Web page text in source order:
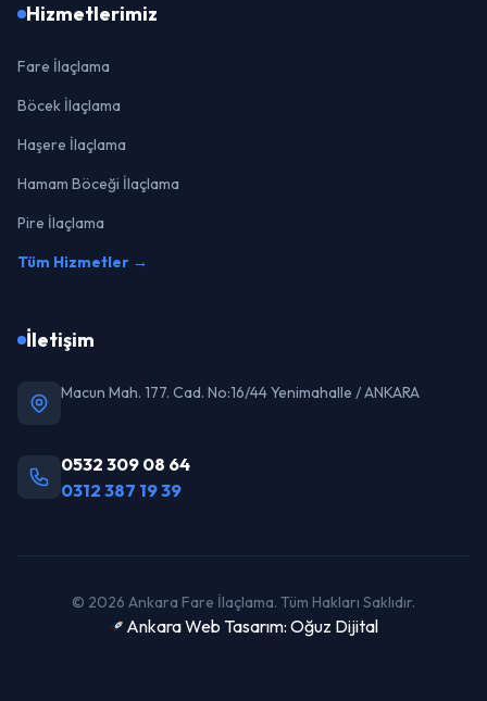
Hizmetlerimiz
Fare İlaçlama
Böcek İlaçlama
Haşere İlaçlama
Hamam Böceği İlaçlama
Pire İlaçlama
Tüm Hizmetler →
İletişim
Macun Mah. 177. Cad. No:16/44 Yenimahalle / ANKARA
0532 309 08 64
0312 387 19 39
© 2026 Ankara Fare İlaçlama. Tüm Hakları Saklıdır.
Ankara Web Tasarım: Oğuz Dijital